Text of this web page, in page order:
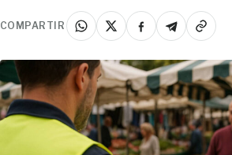
COMPARTIR